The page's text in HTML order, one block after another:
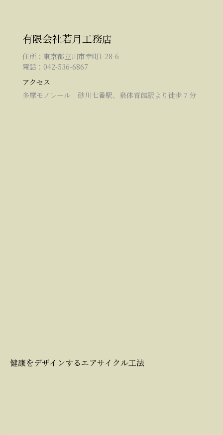
有限会社若月工務店
住所：東京都立川市幸町1-28-6
電話：042-536-6867
アクセス
多摩モノレール 砂川七番駅、泉体育館駅より徒歩７分
健康をデザインするエアサイクル工法